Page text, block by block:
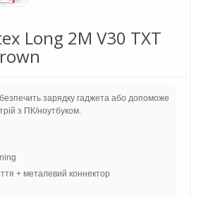
Long 2M V30 TXT
зарядку гаджета або допоможе
з ПК/ноутбуком.
+ металевий коннектор